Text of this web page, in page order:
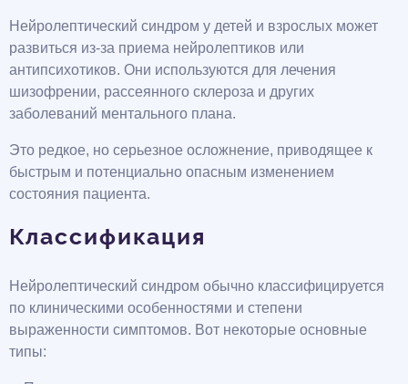
Нейролептический синдром у детей и взрослых может
развиться из-за приема нейролептиков или
антипсихотиков. Они используются для лечения
шизофрении, рассеянного склероза и других
заболеваний ментального плана.
Это редкое, но серьезное осложнение, приводящее к
быстрым и потенциально опасным изменением
состояния пациента.
Классификация
Нейролептический синдром обычно классифицируется
по клиническими особенностями и степени
выраженности симптомов. Вот некоторые основные
типы: